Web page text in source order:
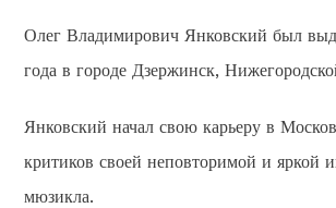
Олег Владимирович Янковский был
года в городе Дзержинск,
Янковский начал свою карьеру в
критиков своей неповторимой и яркой
мюзикла.